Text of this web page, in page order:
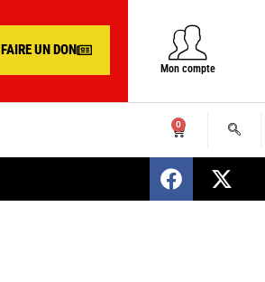
FAIRE UN DON
Mon compte
0
SENEGAL : Nomination d’un nouveau